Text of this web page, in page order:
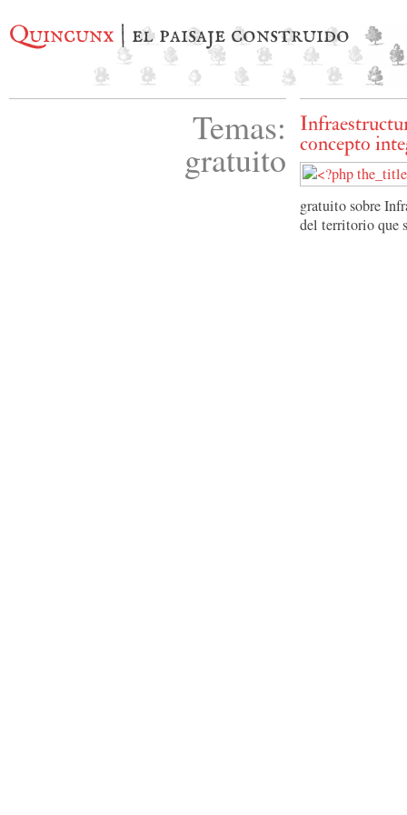
Quincunx | el paisaje construido
Temas:
gratuito concepto
gratuito sobre
del territorio que